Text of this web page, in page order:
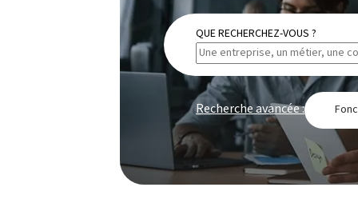
QUE RECHERCHEZ-VOUS ?
Recherche avancée :